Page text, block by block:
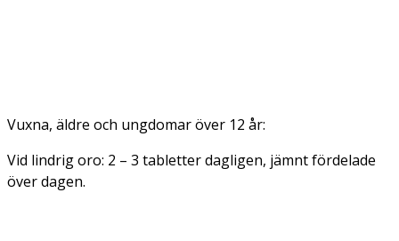
Vuxna, äldre och ungdomar över 12 år:
Vid lindrig oro: 2 – 3 tabletter dagligen, jämnt fördelade
över dagen.